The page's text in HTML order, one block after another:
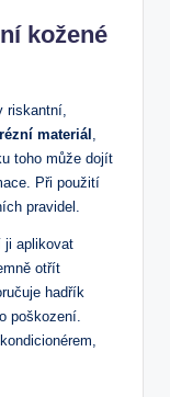
kožené
riskantní,
materiál ,
toho může dojít
Při použití
pravidel.
ji aplikovat
otřít
hadřík
poškození.